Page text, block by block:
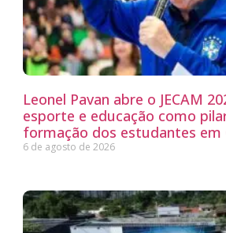
Leonel Pavan abre o JECAM
esporte e educação como
formação dos estudantes em
6 de agosto de 2026